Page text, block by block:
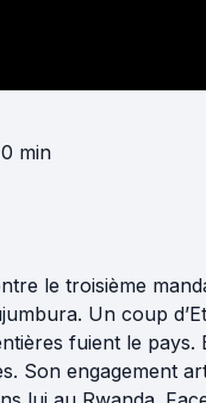
min
le troisième
Un coup
fuient le
Son engagement